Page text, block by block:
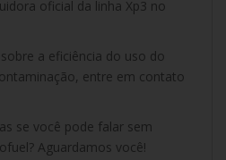
oficial da linha Xp3 no
a eficiência do uso do
entre em contato
se você pode falar sem
Aguardamos você!